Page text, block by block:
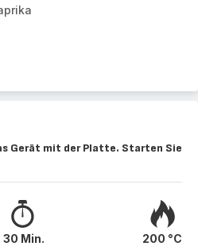
Gerät mit der Platte. Starten Sie
30 Min. 200 °C